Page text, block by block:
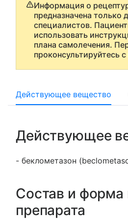
Информация о
предназначена только
специалистов.
использовать
плана самолечения.
проконсультируйтесь
Действующее вещество
Действующее
- беклометазон
Состав и форма
препарата